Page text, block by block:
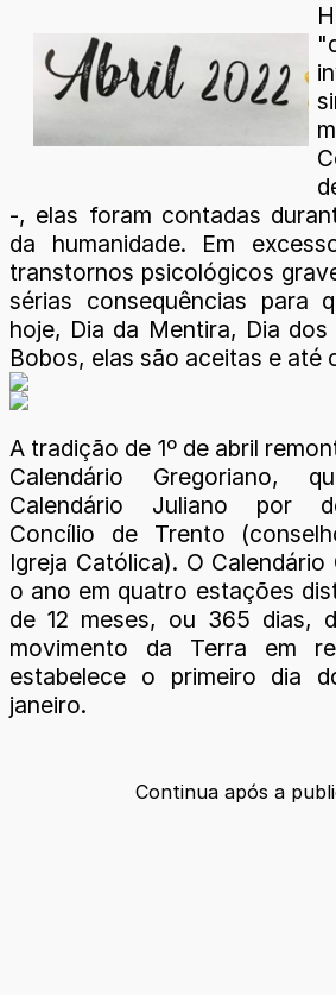
-, elas foram contadas
da humanidade. Em
transtornos psicológicos
sérias consequências para
hoje, Dia da Mentira, Dia
Bobos, elas são aceitas e até
A tradição de 1º de abril
Calendário Gregoriano,
Calendário Juliano por
Concílio de Trento
Igreja Católica). O
o ano em quatro estações
de 12 meses, ou 365 dias,
movimento da Terra em
estabelece o primeiro dia
janeiro.
Continua após a